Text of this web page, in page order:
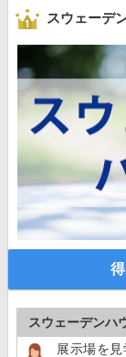
スウェーデ
スウェーデンハ
展示場を